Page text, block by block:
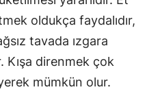
oldukça faydalıdır,
tavada ızgara
Kışa direnmek çok
mümkün olur.